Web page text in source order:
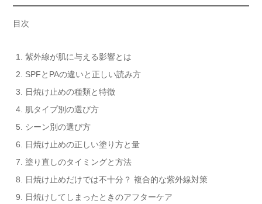
目次
紫外線が肌に与える影響とは
SPFとPAの違いと正しい読み方
日焼け止めの種類と特徴
肌タイプ別の選び方
シーン別の選び方
日焼け止めの正しい塗り方と量
塗り直しのタイミングと方法
日焼け止めだけでは不十分？ 複合的な紫外線対策
日焼けしてしまったときのアフターケア